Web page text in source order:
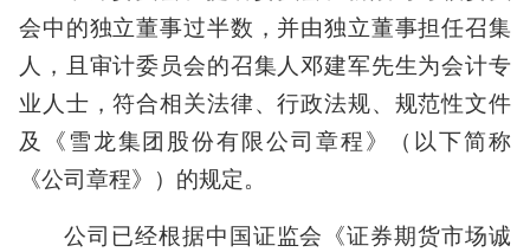
会中的独立董事过半数，并由独立董事担任召集
人，且审计委员会的召集人邓建军先生为会计专
业人士，符合相关法律、行政法规、规范性文件
及《雪龙集团股份有限公司章程》（以下简称
《公司章程》）的规定。
公司已经根据中国证监会《证券期货市场诚